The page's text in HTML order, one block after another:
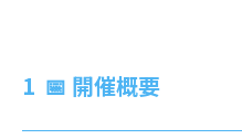
📅 開催概要